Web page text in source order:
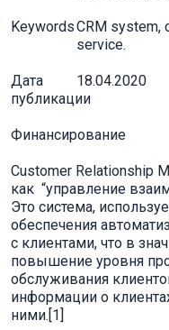
KeywordsCRM system,
service.
Дата
публикации
18.04.2020
Финансирование
Customer Relationship
как “управление
Это система,
обеспечения
с клиентами, что в
повышение уровня
обслуживания
информации о
ними.[1]